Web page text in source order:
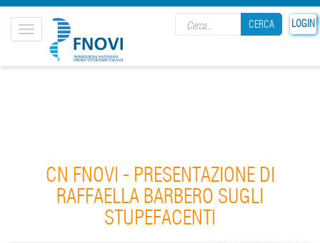
LOGIN
CERCA
Toggle
navigation
CN FNOVI - PRESENTAZIONE DI
RAFFAELLA BARBERO SUGLI
STUPEFACENTI